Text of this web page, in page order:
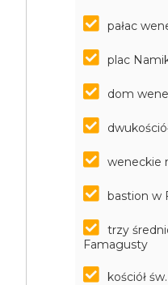
pałac
plac
dom
weneckie
bastion w
trzy
Famagusty
kościół